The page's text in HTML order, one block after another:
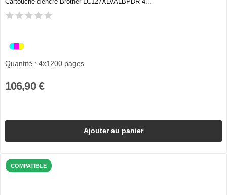
Quantité : 4x1200 pages
106,90 €
Ajouter au panier
COMPATIBLE